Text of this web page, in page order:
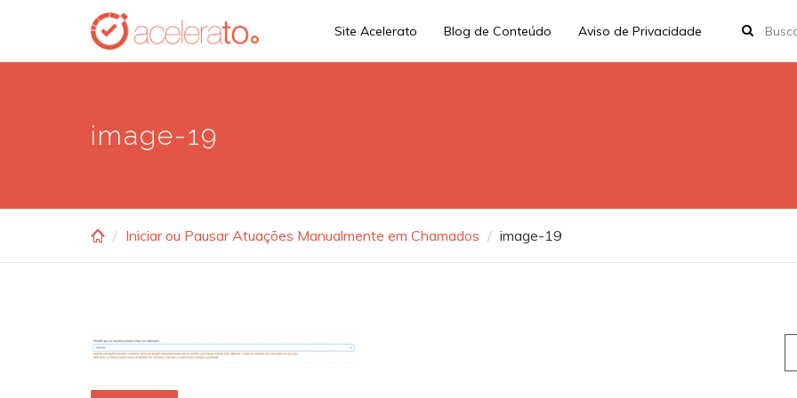
main
Site Acelerato Blog de Conteúdo Aviso de Privacidade
image-19
Iniciar ou Pausar Atuações Manualmente em Chamados image-19